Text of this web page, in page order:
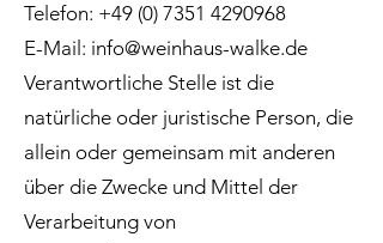
Telefon: +49 (0) 7351 4290968
E-Mail: info@weinhaus-walke.de
Verantwortliche Stelle ist die
natürliche oder juristische Person, die
allein oder gemeinsam mit anderen
über die Zwecke und Mittel der
Verarbeitung von